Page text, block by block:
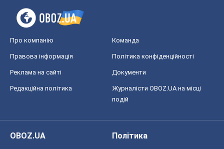
Про компанію Команда
Правова інформація Політика конфіденційності
Реклама на сайті Документи
Редакційна політика
Журналісти OBOZ.UA на місці
подій
OBOZ.UA
Політика